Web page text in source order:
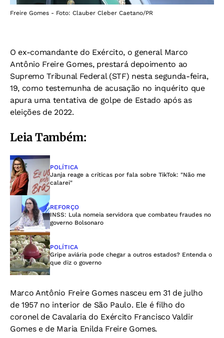
Freire Gomes - Foto: Clauber Cleber Caetano/PR
O ex-comandante do Exército, o general Marco
Antônio Freire Gomes, prestará depoimento ao
Supremo Tribunal Federal (STF) nesta segunda-feira,
19, como testemunha de acusação no inquérito que
apura uma tentativa de golpe de Estado após as
eleições de 2022.
Leia Também:
POLÍTICA
Janja reage a críticas por fala sobre TikTok: "Não me
calarei"
REFORÇO
INSS: Lula nomeia servidora que combateu fraudes no
governo Bolsonaro
POLÍTICA
Gripe aviária pode chegar a outros estados? Entenda o
que diz o governo
Marco Antônio Freire Gomes nasceu em 31 de julho
de 1957 no interior de São Paulo. Ele é filho do
coronel de Cavalaria do Exército Francisco Valdir
Gomes e de Maria Enilda Freire Gomes.